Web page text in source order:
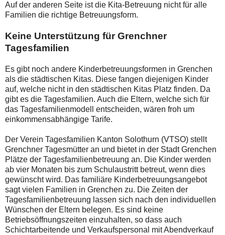
Auf der anderen Seite ist die Kita-Betreuung nicht für alle
Familien die richtige Betreuungsform.
Keine Unterstützung für Grenchner
Tagesfamilien
Es gibt noch andere Kinderbetreuungsformen in Grenchen
als die städtischen Kitas. Diese fangen diejenigen Kinder
auf, welche nicht in den städtischen Kitas Platz finden. Da
gibt es die Tagesfamilien. Auch die Eltern, welche sich für
das Tagesfamilienmodell entscheiden, wären froh um
einkommensabhängige Tarife.
Der Verein Tagesfamilien Kanton Solothurn (VTSO) stellt
Grenchner Tagesmütter an und bietet in der Stadt Grenchen
Plätze der Tagesfamilienbetreuung an. Die Kinder werden
ab vier Monaten bis zum Schulaustritt betreut, wenn dies
gewünscht wird. Das familiäre Kinderbetreuungsangebot
sagt vielen Familien in Grenchen zu. Die Zeiten der
Tagesfamilienbetreuung lassen sich nach den individuellen
Wünschen der Eltern belegen. Es sind keine
Betriebsöffnungszeiten einzuhalten, so dass auch
Schichtarbeitende und Verkaufspersonal mit Abendverkauf